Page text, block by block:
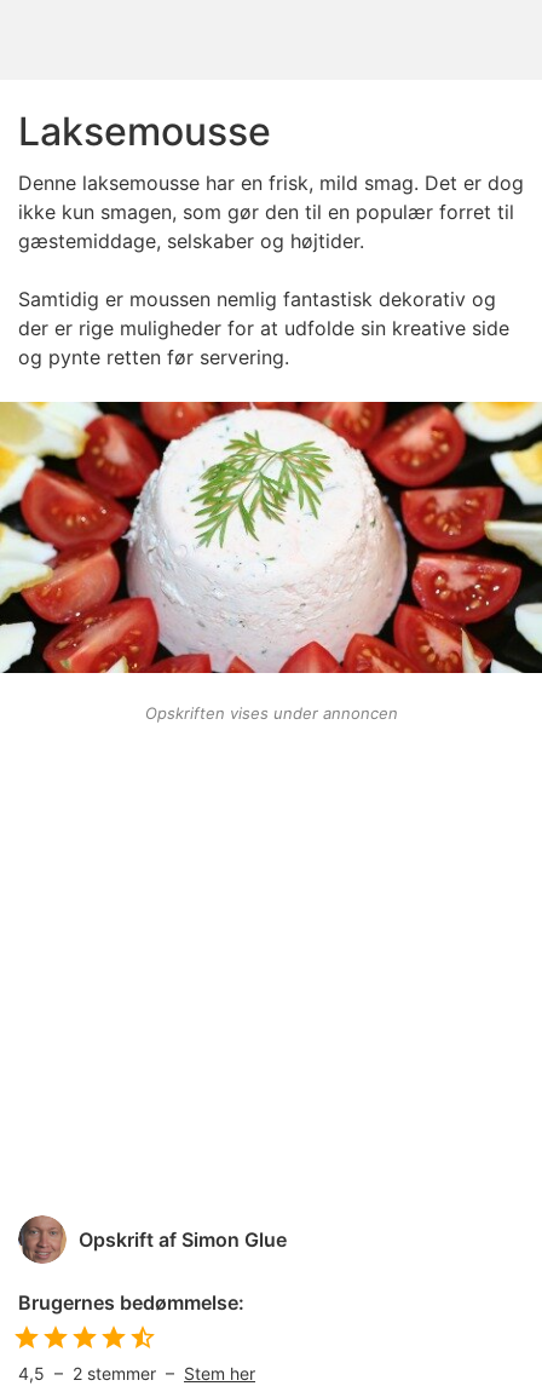
Laksemousse
Denne laksemousse har en frisk, mild smag. Det er dog
ikke kun smagen, som gør den til en populær forret til
gæstemiddage, selskaber og højtider.
Samtidig er moussen nemlig fantastisk dekorativ og
der er rige muligheder for at udfolde sin kreative side
og pynte retten før servering.
Opskriften vises under annoncen
Opskrift af Simon Glue
Brugernes bedømmelse:
4,5 – 2 stemmer – Stem her